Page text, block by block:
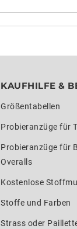
KAUFHILFE &
Größentabellen
Probieranzüge für
Probieranzüge für
Overalls
Kostenlose
Stoffe und Farben
Strass oder